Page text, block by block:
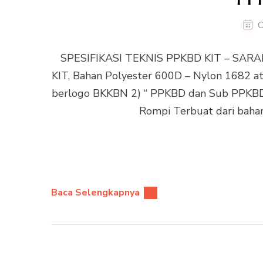
SPESIFIKASI TEKNIS PPKBD KIT –
KIT, Bahan Polyester 600D – Nylon 1682
berlogo BKKBN 2) “ PPKBD dan Sub
Rompi Terbuat dari
Baca Selengkapnya